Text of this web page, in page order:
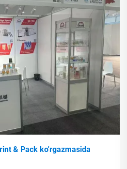
& Pack ko'rgazmasida